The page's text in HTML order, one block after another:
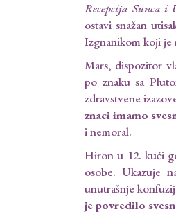
Recepcija Sunca i
ostavi snažan
Izgnanikom koji je
Mars, dispozitor
po znaku sa
zdravstvene
znaci imamo
i nemoral.
Hiron u 12. kući
osobe. Ukazuje
unutrašnje
je povredilo